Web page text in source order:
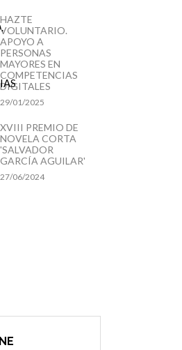
HAZTE
VOLUNTARIO.
APOYO A
PERSONAS
MAYORES EN
COMPETENCIAS
DIGITALES
29/01/2025
XVIII PREMIO DE
NOVELA CORTA
'SALVADOR
GARCÍA AGUILAR'
27/06/2024